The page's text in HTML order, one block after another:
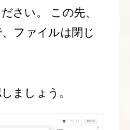
さい。 この先、
ファイルは閉じ
ましょう。